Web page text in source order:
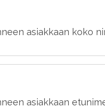
asiakkaan koko
asiakkaan